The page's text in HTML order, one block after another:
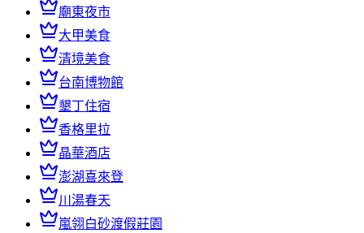
廟東夜市
大甲美食
清境美食
台南博物館
墾丁住宿
香格里拉
晶華酒店
澎湖喜來登
川湯春天
嵐翎白砂渡假莊園